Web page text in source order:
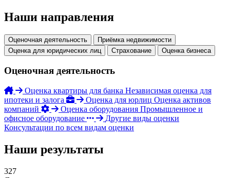
Наши направления
Оценочная деятельность
Приёмка недвижимости
Оценка для юридических лиц
Страхование Оценка бизнеса
Оценочная деятельность
Оценка квартиры для банка Независимая оценка для
ипотеки и залога
Оценка для юрлиц Оценка активов
компаний
Оценка оборудования Промышленное и
офисное оборудование
Другие виды оценки
Консультации по всем видам оценки
Наши результаты
327